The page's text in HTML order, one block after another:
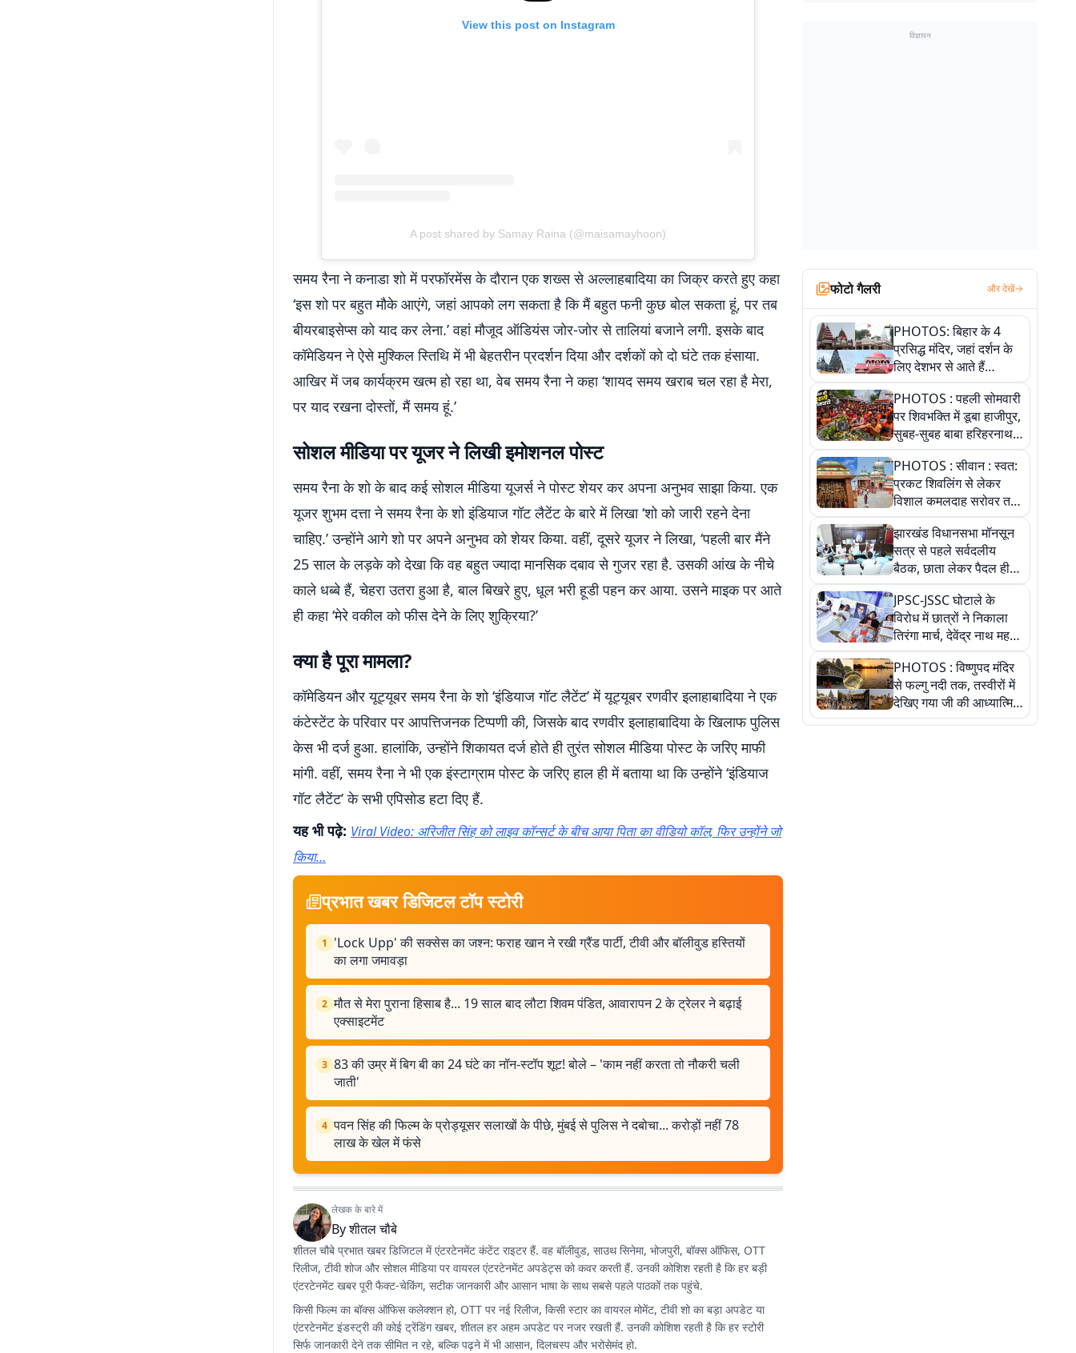
View this post on Instagram
A post shared by Samay Raina (@maisamayhoon)
समय रैना ने कनाडा शो में परफॉरमेंस के दौरान एक शख्स से अल्लाहबादिया का जिक्र करते हुए कहा
‘इस शो पर बहुत मौके आएंगे, जहां आपको लग सकता है कि मैं बहुत फनी कुछ बोल सकता हूं, पर तब
बीयरबाइसेप्स को याद कर लेना.’ वहां मौजूद ऑडियंस जोर-जोर से तालियां बजाने लगी. इसके बाद
कॉमेडियन ने ऐसे मुश्किल स्तिथि में भी बेहतरीन प्रदर्शन दिया और दर्शकों को दो घंटे तक हंसाया.
आखिर में जब कार्यक्रम खत्म हो रहा था, वेब समय रैना ने कहा ‘शायद समय खराब चल रहा है मेरा,
पर याद रखना दोस्तों, मैं समय हूं.’
सोशल मीडिया पर यूजर ने लिखी इमोशनल पोस्ट
समय रैना के शो के बाद कई सोशल मीडिया यूजर्स ने पोस्ट शेयर कर अपना अनुभव साझा किया. एक
यूजर शुभम दत्ता ने समय रैना के शो इंडियाज गॉट लैटेंट के बारे में लिखा ‘शो को जारी रहने देना
चाहिए.’ उन्होंने आगे शो पर अपने अनुभव को शेयर किया. वहीं, दूसरे यूजर ने लिखा, ‘पहली बार मैंने
25 साल के लड़के को देखा कि वह बहुत ज्यादा मानसिक दबाव से गुजर रहा है. उसकी आंख के नीचे
काले धब्बे हैं, चेहरा उतरा हुआ है, बाल बिखरे हुए, धूल भरी हूडी पहन कर आया. उसने माइक पर आते
ही कहा ‘मेरे वकील को फीस देने के लिए शुक्रिया?’
क्या है पूरा मामला?
कॉमेडियन और यूट्यूबर समय रैना के शो ‘इंडियाज गॉट लैटेंट’ में यूट्यूबर रणवीर इलाहाबादिया ने एक
कंटेस्टेंट के परिवार पर आपत्तिजनक टिप्पणी की, जिसके बाद रणवीर इलाहाबादिया के खिलाफ पुलिस
केस भी दर्ज हुआ. हालांकि, उन्होंने शिकायत दर्ज होते ही तुरंत सोशल मीडिया पोस्ट के जरिए माफी
मांगी. वहीं, समय रैना ने भी एक इंस्टाग्राम पोस्ट के जरिए हाल ही में बताया था कि उन्होंने ‘इंडियाज
गॉट लैटेंट’ के सभी एपिसोड हटा दिए हैं.
यह भी पढ़े: Viral Video: अरिजीत सिंह को लाइव कॉन्सर्ट के बीच आया पिता का वीडियो कॉल, फिर उन्होंने जो
किया…
प्रभात खबर डिजिटल टॉप स्टोरी
1
'Lock Upp' की सक्सेस का जश्न: फराह खान ने रखी ग्रैंड पार्टी, टीवी और बॉलीवुड हस्तियों
का लगा जमावड़ा
2 मौत से मेरा पुराना हिसाब है... 19 साल बाद लौटा शिवम पंडित, आवारापन 2 के ट्रेलर ने बढ़ाई
एक्साइटमेंट
3 83 की उम्र में बिग बी का 24 घंटे का नॉन-स्टॉप शूट! बोले – 'काम नहीं करता तो नौकरी चली
जाती'
4 पवन सिंह की फिल्म के प्रोड्यूसर सलाखों के पीछे, मुंबई से पुलिस ने दबोचा... करोड़ों नहीं 78
लाख के खेल में फंसे
लेखक के बारे में
Byशीतल चौबे
शीतल चौबे प्रभात खबर डिजिटल में एंटरटेनमेंट कंटेंट राइटर हैं. वह बॉलीवुड, साउथ सिनेमा, भोजपुरी, बॉक्स ऑफिस, OTT
रिलीज, टीवी शोज और सोशल मीडिया पर वायरल एंटरटेनमेंट अपडेट्स को कवर करती हैं. उनकी कोशिश रहती है कि हर बड़ी
एंटरटेनमेंट खबर पूरी फैक्ट-चेकिंग, सटीक जानकारी और आसान भाषा के साथ सबसे पहले पाठकों तक पहुंचे.
किसी फिल्म का बॉक्स ऑफिस कलेक्शन हो, OTT पर नई रिलीज, किसी स्टार का वायरल मोमेंट, टीवी शो का बड़ा अपडेट या
एंटरटेनमेंट इंडस्ट्री की कोई ट्रेंडिंग खबर, शीतल हर अहम अपडेट पर नजर रखती हैं. उनकी कोशिश रहती है कि हर स्टोरी
सिर्फ जानकारी देने तक सीमित न रहे, बल्कि पढ़ने में भी आसान, दिलचस्प और भरोसेमंद हो.
विज्ञापन
फोटो गैलरी और देखें
PHOTOS: बिहार के 4
प्रसिद्ध मंदिर, जहां दर्शन के
लिए देशभर से आते हैं
श्रद्धालु, जानिए इनकी
खासियत
PHOTOS : पहली सोमवारी
पर शिवभक्ति में डूबा हाजीपुर,
सुबह-सुबह बाबा हरिहरनाथ
मंदिर पहुंचे तेजस्वी, 10
तस्वीरों में देखें नजारा
PHOTOS : सीवान : स्वत:
प्रकट शिवलिंग से लेकर
विशाल कमलदाह सरोवर तक,
10 तस्वीरों में देखें ऐतिहासिक
महेंद्रनाथ मंदिर और घंटाघर
की गाथा
झारखंड विधानसभा मॉनसून
सत्र से पहले सर्वदलीय
बैठक, छाता लेकर पैदल ही
सत्ता पक्ष की मीटिंग में पहुंचे
सीएम, देखें तस्वीरें
JPSC-JSSC घोटाले के
विरोध में छात्रों ने निकाला
तिरंगा मार्च, देवेंद्र नाथ महतो
ने किया जल ग्रहण, देखें
तस्वीरें
PHOTOS : विष्णुपद मंदिर
से फल्गु नदी तक, तस्वीरों में
देखिए गया जी की आध्यात्मिक
पहचान